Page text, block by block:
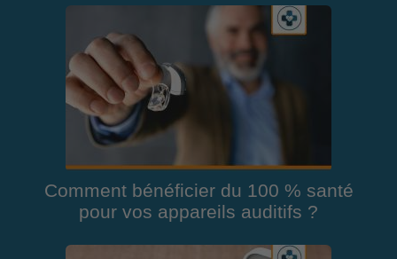
Comment bénéficier du 100 % santé
pour vos appareils auditifs ?